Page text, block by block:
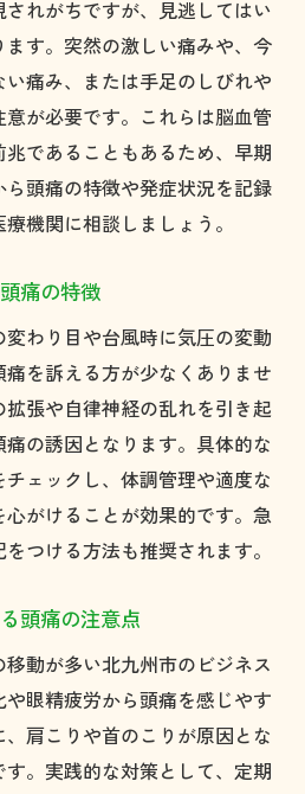
れがちですが、見逃してはい
す。突然の激しい痛みや、今
痛み、または手足のしびれや
が必要です。これらは脳血管
であることもあるため、早期
頭痛の特徴や発症状況を記録
機関に相談しましょう。
痛の特徴
わり目や台風時に気圧の変動
を訴える方が少なくありませ
張や自律神経の乱れを引き起
の誘因となります。具体的な
ェックし、体調管理や適度な
がけることが効果的です。急
つける方法も推奨されます。
頭痛の注意点
動が多い北九州市のビジネス
眼精疲労から頭痛を感じやす
肩こりや首のこりが原因とな
。実践的な対策として、定期